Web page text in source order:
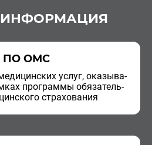
ПО ОМС
услуг, ока­зы­ва­
про­грам­мы обя­за­тель­
стра­хо­ва­ния